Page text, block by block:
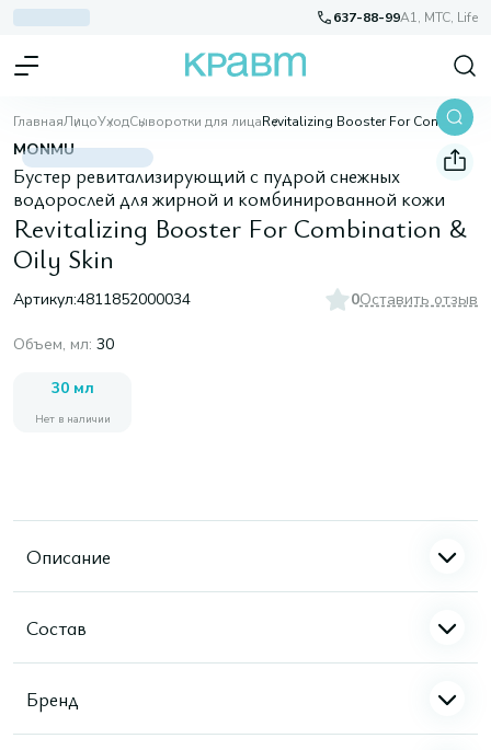
637-88-99A1, МТС, Life
ГлавнаяЛицоУходСыворотки для лица Revitalizing Booster For Combination & Oily Skin
MONMU
Бустер ревитализирующий с пудрой снежных
водорослей для жирной и комбинированной кожи
Revitalizing Booster For Combination &
Oily Skin
Артикул:4811852000034 0Оставить отзыв
Объем, мл: 30
30 мл
Нет в наличии
Описание
Состав
Бренд